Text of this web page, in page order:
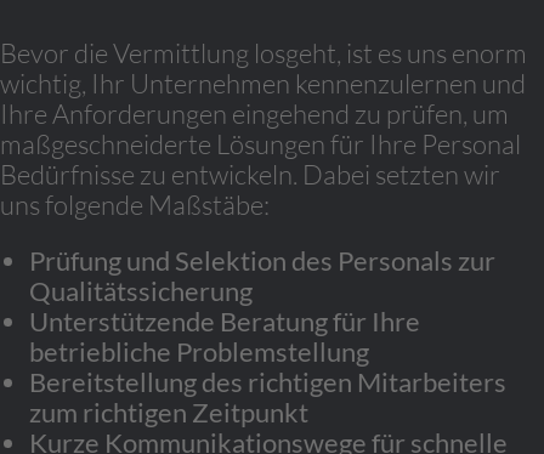
Bevor die Vermittlung losgeht, ist es uns enorm
wichtig, Ihr Unternehmen kennenzulernen und
Ihre Anforderungen eingehend zu prüfen, um
maßgeschneiderte Lösungen für Ihre Personal
Bedürfnisse zu entwickeln. Dabei setzten wir
uns folgende Maßstäbe:
Prüfung und Selektion des Personals zur
Qualitätssicherung
Unterstützende Beratung für Ihre
betriebliche Problemstellung
Bereitstellung des richtigen Mitarbeiters
zum richtigen Zeitpunkt
Kurze Kommunikationswege für schnelle